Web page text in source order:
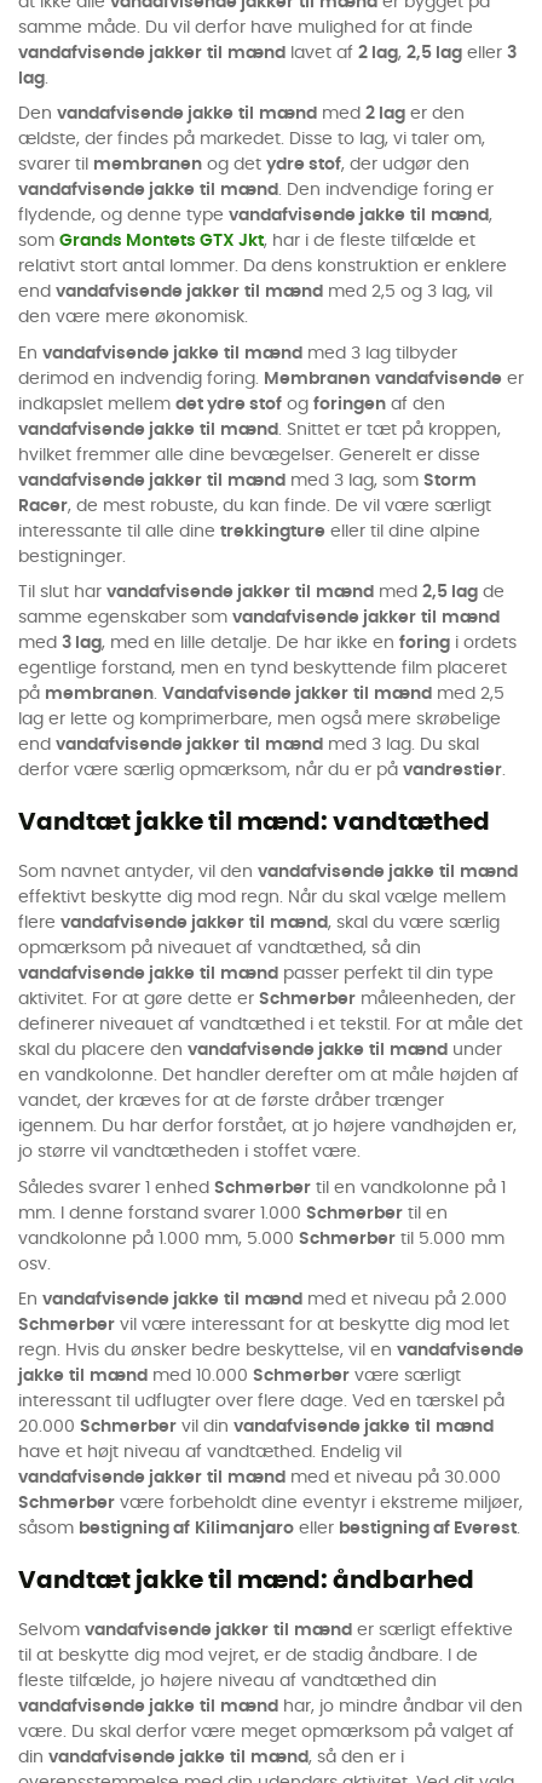
samme måde. Du vil derfor have mulighed for at finde
vandafvisende jakker til mænd lavet af 2 lag, 2,5 lag eller 3
lag.
Den vandafvisende jakke til mænd med 2 lag er den
ældste, der findes på markedet. Disse to lag, vi taler om,
svarer til membranen og det ydre stof, der udgør den
vandafvisende jakke til mænd. Den indvendige foring er
flydende, og denne type vandafvisende jakke til mænd,
som Grands Montets GTX Jkt, har i de fleste tilfælde et
relativt stort antal lommer. Da dens konstruktion er enklere
end vandafvisende jakker til mænd med 2,5 og 3 lag, vil
den være mere økonomisk.
En vandafvisende jakke til mænd med 3 lag tilbyder
derimod en indvendig foring.
Membranen vandafvisende er
indkapslet mellem det ydre stof og foringen af den
vandafvisende jakke til mænd
. Snittet er tæt på kroppen,
hvilket fremmer alle dine bevægelser. Generelt er disse
vandafvisende jakker til mænd med 3 lag, som Storm
Racer, de mest robuste, du kan finde. De vil være særligt
interessante til alle dine trekkingture eller til dine alpine
bestigninger.
Til slut har vandafvisende jakker til mænd med 2,5 lag de
samme egenskaber som vandafvisende jakker til
mænd
med 3 lag, med en lille detalje. De har ikke en foring i ordets
egentlige forstand, men en tynd beskyttende film placeret
på membranen. Vandafvisende jakker til mænd med 2,5
lag er lette og komprimerbare, men også mere skrøbelige
end vandafvisende jakker til mænd med 3 lag. Du skal
derfor være særlig opmærksom, når du er på vandrestier.
Vandtæt jakke til mænd: vandtæthed
Som navnet antyder, vil den vandafvisende jakke til
mænd
effektivt beskytte dig mod regn. Når du skal vælge mellem
flere vandafvisende jakker til mænd, skal du være særlig
opmærksom på niveauet af vandtæthed, så din
vandafvisende jakke til mænd passer perfekt til din type
aktivitet. For at gøre dette er Schmerber måleenheden, der
definerer niveauet af vandtæthed i et tekstil. For at måle det
skal du placere den vandafvisende jakke til mænd under
en vandkolonne. Det handler derefter om at måle højden af
vandet, der kræves for at de første dråber trænger
igennem. Du har derfor forstået, at jo højere vandhøjden er,
jo større vil vandtætheden i stoffet være.
Således svarer 1 enhed Schmerber til en vandkolonne på 1
mm. I denne forstand svarer 1.000 Schmerber til en
vandkolonne på 1.000 mm, 5.000 Schmerber til 5.000 mm
osv.
En vandafvisende jakke til mænd med et niveau på 2.000
Schmerber vil være interessant for at beskytte dig mod let
regn. Hvis du ønsker bedre beskyttelse, vil en vandafvisende
jakke til mænd med 10.000 Schmerber være særligt
interessant til udflugter over flere dage. Ved en tærskel på
20.000 Schmerber vil din vandafvisende jakke til
mænd
have et højt niveau af vandtæthed. Endelig vil
vandafvisende jakker til mænd med et niveau på 30.000
Schmerber være forbeholdt dine eventyr i ekstreme miljøer,
såsom bestigning af Kilimanjaro eller bestigning af Everest.
Vandtæt jakke til mænd: åndbarhed
Selvom vandafvisende jakker til mænd er særligt effektive
til at beskytte dig mod vejret, er de stadig åndbare. I de
fleste tilfælde, jo højere niveau af vandtæthed din
vandafvisende jakke til mænd har, jo mindre åndbar vil den
være. Du skal derfor være meget opmærksom på valget af
din vandafvisende jakke til mænd, så den er i